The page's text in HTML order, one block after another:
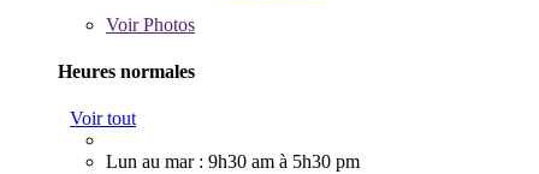
VoirPhotos
Heures normales
Voir tout
Lun au mar : 9h30 am à 5h30 pm